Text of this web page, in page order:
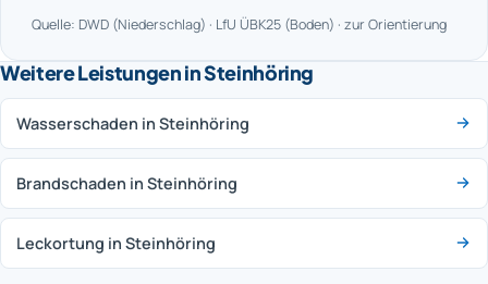
Quelle: DWD (Niederschlag) · LfU ÜBK25 (Boden) · zur Orientierung
Weitere Leistungen in Steinhöring
Wasserschaden in Steinhöring
Brandschaden in Steinhöring
Leckortung in Steinhöring